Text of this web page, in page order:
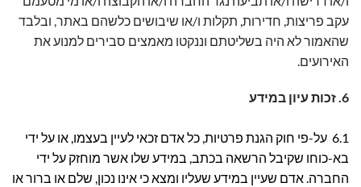
עקב פריצות, חדירות, תקלות ו/או שיבושים כלשהם באתר, ובלבד
שהאמור לא היה בשליטתם וננקטו מאמצים סבירים למנוע את
האירועים.
6. זכות עיון במידע
6.1 על-פי חוק הגנת פרטיות, כל אדם זכאי לעיין בעצמו, או על ידי
בא-כוחו שקיבל הרשאה בכתב, במידע שלו אשר מוחזק על ידי
החברה. אדם שעיין במידע שעליו ומצא כי אינו נכון, שלם או ברור או